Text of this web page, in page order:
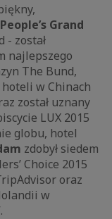
Grand
- został
najlepszego
The Bund,
w Chinach
został uznany
LUX 2015
globu, hotel
zdobył siedem
Choice 2015
oraz
w